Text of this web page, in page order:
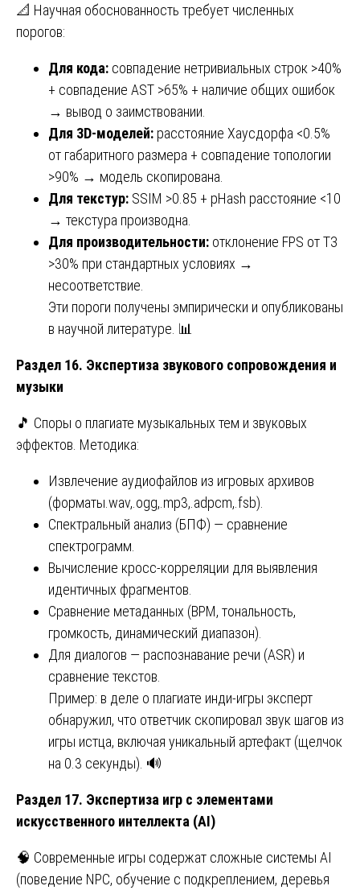
📐 Научная обоснованность требует численных
порогов:
Для кода: совпадение нетривиальных строк >40%
+ совпадение AST >65% + наличие общих ошибок
→ вывод о заимствовании.
Для 3D-моделей: расстояние Хаусдорфа <0.5%
от габаритного размера + совпадение топологии
>90% → модель скопирована.
Для текстур: SSIM >0.85 + pHash расстояние <10
→ текстура производна.
Для производительности: отклонение FPS от ТЗ
>30% при стандартных условиях →
несоответствие.
Эти пороги получены эмпирически и опубликованы
в научной литературе. 📊
Раздел 16. Экспертиза звукового сопровождения и
музыки
🎵 Споры о плагиате музыкальных тем и звуковых
эффектов. Методика:
Извлечение аудиофайлов из игровых архивов
(форматы.wav,.ogg,.mp3,.adpcm,.fsb).
Спектральный анализ (БПФ) — сравнение
спектрограмм.
Вычисление кросс-корреляции для выявления
идентичных фрагментов.
Сравнение метаданных (BPM, тональность,
громкость, динамический диапазон).
Для диалогов — распознавание речи (ASR) и
сравнение текстов.
Пример: в деле о плагиате инди-игры эксперт
обнаружил, что ответчик скопировал звук шагов из
игры истца, включая уникальный артефакт (щелчок
на 0.3 секунды). 🔊
Раздел 17. Экспертиза игр с элементами
искусственного интеллекта (AI)
🧠 Современные игры содержат сложные системы AI
(поведение NPC, обучение с подкреплением, деревья